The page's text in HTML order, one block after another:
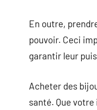
En outre,
pouvoir. Ceci
garantir leur
Acheter des
santé. Que